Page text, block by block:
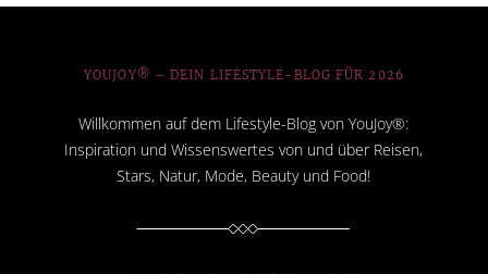
YOUJOY® – DEIN LIFESTYLE-BLOG FÜR 2026
Willkommen auf dem Lifestyle-Blog von YouJoy®:
Inspiration und Wissenswertes von und über Reisen,
Stars, Natur, Mode, Beauty und Food!